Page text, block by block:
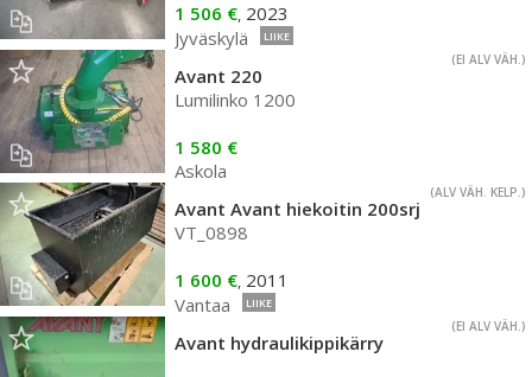
1 506 €, 2023
Jyväskylä
LIIKE
(EI ALV VÄH.)
Avant 220
Lumilinko 1200
1 580 €
Askola
(ALV VÄH. KELP.)
Avant Avant hiekoitin 200srj
VT_0898
1 600 €, 2011
Vantaa
LIIKE
(EI ALV VÄH.)
Avant hydraulikippikärry